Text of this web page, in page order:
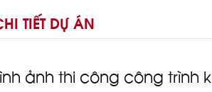
TIẾT DỰ ÁN
ảnh thi công công trình